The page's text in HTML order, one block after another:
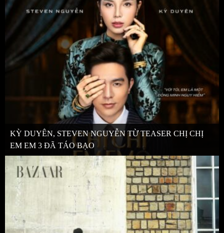
KỲ DUYÊN, STEVEN NGUYỄN TỪ TEASER CHỊ CHỊ
EM EM 3 ĐÃ TÁO BẠO